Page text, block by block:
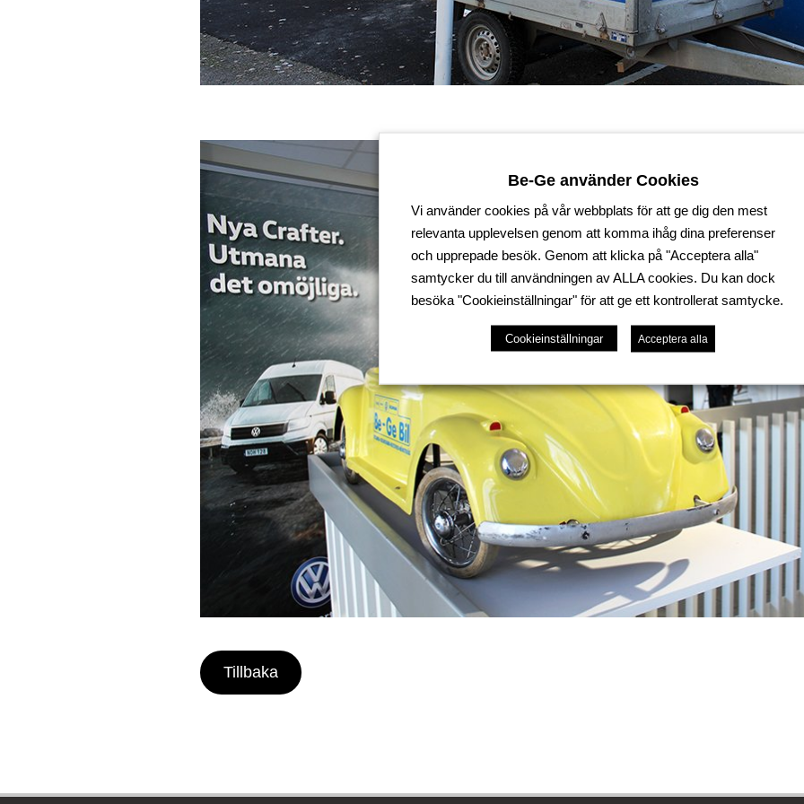
Tillbaka
Be-Ge använder Cookies
Vi använder cookies på vår webbplats för att ge dig den mest
relevanta upplevelsen genom att komma ihåg dina preferenser
och upprepade besök. Genom att klicka på "Acceptera alla"
samtycker du till användningen av ALLA cookies. Du kan dock
besöka "Cookieinställningar" för att ge ett kontrollerat samtycke.
Cookieinställningar Acceptera alla